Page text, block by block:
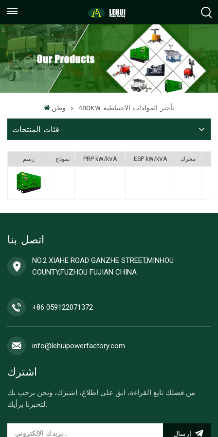
059122071372
info@lehuipowerfactory.com
وطن 480KW تأجير المولدات الاحتياطية
فئات المنتجات
رسم نموذج PRP kW/kVA ESP kW/kVA محرك
اتصل بنا
NO.2 XIAHE ROAD GANZHE STREET,MINHOU
COUNTY,FUZHOU FUJIAN CHINA
+86 059122071372
info@lehuipowerfactory.com
اشترك
من فضلك تابع القراءة، ابق على اطلاع، اشترك، ونحن نرحب بك
لتخبرنا برأيك.
إرسال